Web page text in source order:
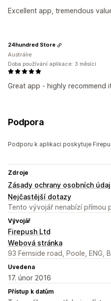
Excellent app, tremendous
Great app - highly recommend
24hundred Store
Austrálie
Doba používání aplikace: 3 měsíci
Podpora
Podporu k aplikaci poskytuje
Zdroje
Zásady ochrany osobních
Nejčastější dotazy
Tento vývojář nenabízí přímou
Vývojář
Firepush Ltd
Webová stránka
93 Fernside road, Poole, ENG,
Uvedena
17. únor 2016
Přístup k datům